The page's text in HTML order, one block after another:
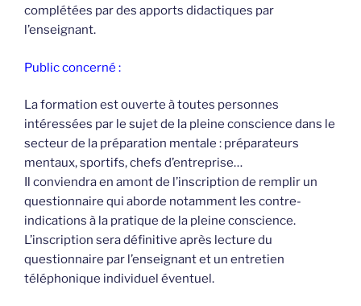
complétées par des apports didactiques par
l’enseignant.
Public concerné :
La formation est ouverte à toutes personnes
intéressées par le sujet de la pleine conscience dans le
secteur de la préparation mentale : préparateurs
mentaux, sportifs, chefs d’entreprise…
Il conviendra en amont de l’inscription de remplir un
questionnaire qui aborde notamment les contre-
indications à la pratique de la pleine conscience.
L’inscription sera définitive après lecture du
questionnaire par l’enseignant et un entretien
téléphonique individuel éventuel.